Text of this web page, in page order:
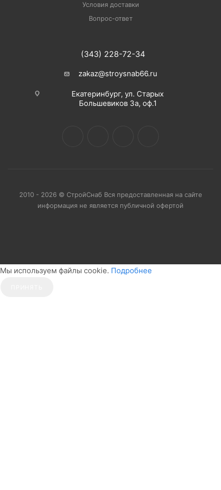
Условия доставки
Вопрос-ответ
(343) 228-72-34
zakaz@stroysnab66.ru
Екатеринбург, ул. Старых
Большевиков 3а, оф.1
2010 - 2026 © СтройСнаб Вся предоставленная на сайте
информация не является публичной офертой
Мы используем файлы cookie. Подробнее